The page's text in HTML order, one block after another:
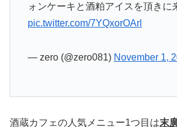
ォンケーキと酒粕アイスを頂きに
pic.twitter.com/7YQxorOArl
— zero (@zero081) November 1,
酒蔵カフェの人気メニュー1つ目は末